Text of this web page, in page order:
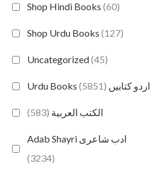
Shop Hindi Books (60)
Shop Urdu Books (127)
Uncategorized(45)
Urdu Books اردو کتابیں (5851)
الكتب العربية (583)
Adab Shayri ادب شاعری
(3234)